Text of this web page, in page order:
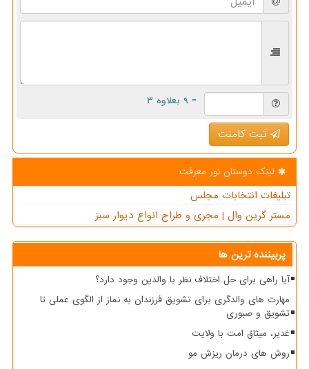
= ۹ بعلاوه ۳
ثبت کامنت
لینک دوستان نور معرفت
تبلیغات انتخابات مجلس
مستر گرین وال | مجری و طراح انواع دیوار سبز
پربیننده ترین ها
آیا راهی برای حل اختلاف نظر با والدین وجود دارد؟
مهارت های والدگری برای تشویق فرزندان به نماز از الگوی عملی تا
تشویق و صبوری
غدیر، میثاق امت با ولایت
روش های درمان ریزش مو